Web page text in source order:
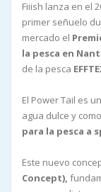
Fiiish lanza en el
primer señuelo
mercado el
la pesca en
de la pesca
El Power Tail es
agua dulce y
para la pesca a
Este nuevo
Concept),